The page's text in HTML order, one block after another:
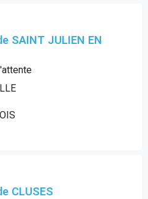
SAINT JULIEN EN
CLUSES